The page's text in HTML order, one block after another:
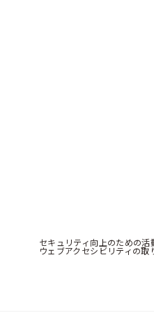
セキュリティ向上のための活
ウェブアクセシビリティの取